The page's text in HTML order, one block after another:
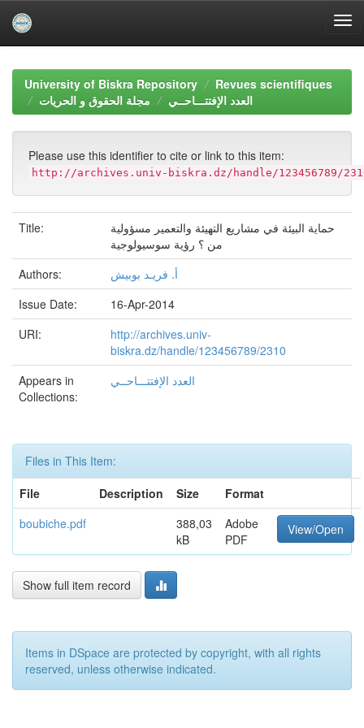
navigationUniversity of Biskra Repository
Revues scientifiques
مجلة الحقوق و الحريات
العدد الإفتتـــاحــي
Please use this identifier to cite or link to this item:
http://archives.univ-biskra.dz/handle/123456789/
Title:
حماية البيئة في مشاريع التهيئة والتعمير مسؤولية
من ؟ رؤية سوسيولوجية
Authors:
أ. فريـد بوبيش
Issue Date:
16-Apr-2014
URI:
http://archives.univ-
biskra.dz/handle/123456789/2310
Appears in
Collections:
العدد الإفتتـــاحــي
Files in This Item:
File
Description Size
Format
boubiche.pdf
388,03
kB
Adobe
PDF
View/Open
Show full item record
Items in DSpace are protected by copyright, with all rights
reserved, unless otherwise indicated.